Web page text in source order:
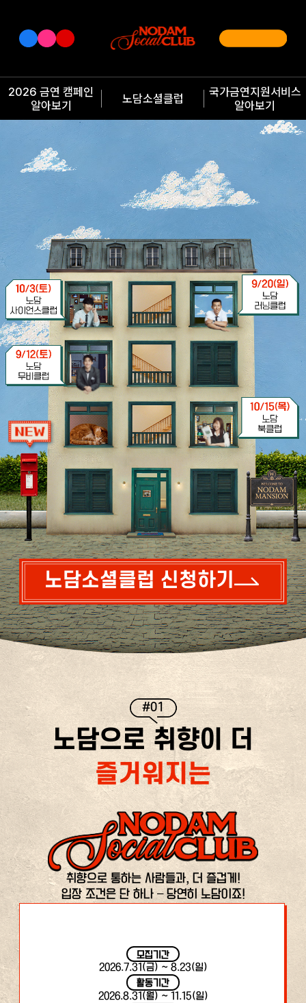
2026 금연 캠페인
알아보기
노담소셜클럽
국가금연지원서비스
알아보기
노담소셜클럽 신청하기
#01
노담으로 취향이 더
즐거워지는
취향으로 통하는 사람들과, 더 즐겁게!
입장 조건은 단 하나 – 당연히 노담이죠!
모집기간
2026.7.31(금) ~ 8.23(일)
활동기간
2026.8.31(월) ~ 11.15(일)